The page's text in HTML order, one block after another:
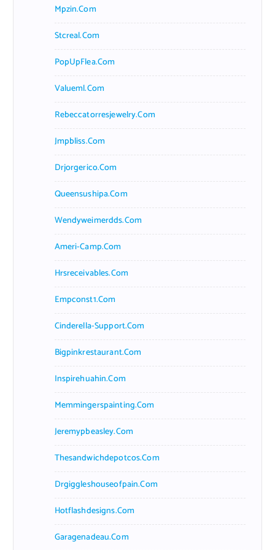
Mpzin.com
Stcreal.com
PopUpFlea.com
Valueml.com
Rebeccatorresjewelry.com
Jmpbliss.com
Drjorgerico.com
Queensushipa.com
Wendyweimerdds.com
Ameri-Camp.com
Hrsreceivables.com
Empconst1.com
Cinderella-Support.com
Bigpinkrestaurant.com
Inspirehuahin.com
Memmingerspainting.com
Jeremypbeasley.com
Thesandwichdepotcos.com
Drgiggleshouseofpain.com
Hotflashdesigns.com
Garagenadeau.com